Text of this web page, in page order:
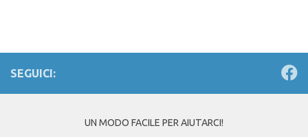
SEGUICI:
UN MODO FACILE PER AIUTARCI!